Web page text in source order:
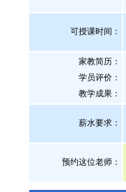
可授课时间：
家教简历：
学员评价：
教学成果：
薪水要求：
预约这位老师：